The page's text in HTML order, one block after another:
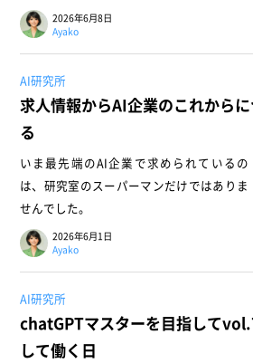
2026年6月8日
Ayako
AI研究所
求人情報からAI企業のこれから
る
いま最先端のAI企業で求められているの
は、研究室のスーパーマンだけではありま
せんでした。
2026年6月1日
Ayako
AI研究所
chatGPTマスターを目指して
して働く日